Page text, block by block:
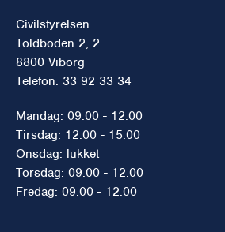
Civilstyrelsen
Toldboden 2, 2.
8800 Viborg
Telefon: 33 92 33 34
Mandag: 09.00 - 12.00
Tirsdag: 12.00 - 15.00
Onsdag: lukket
Torsdag: 09.00 - 12.00
Fredag: 09.00 - 12.00